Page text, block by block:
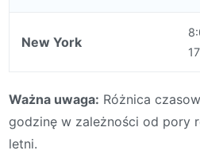
New York
Ważna uwaga: Różnica
godzinę w zależności od pory
letni.